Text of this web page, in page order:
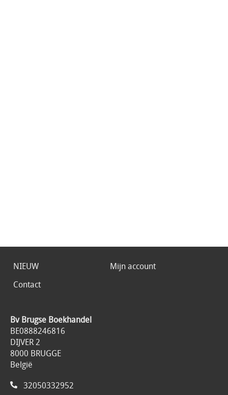
NIEUW
Mijn account
Contact
Bv Brugse Boekhandel
BE0888246816
DIJVER 2
8000 BRUGGE
België
32050332952